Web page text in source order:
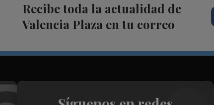
Recibe toda la actualidad de
Valencia Plaza en tu correo